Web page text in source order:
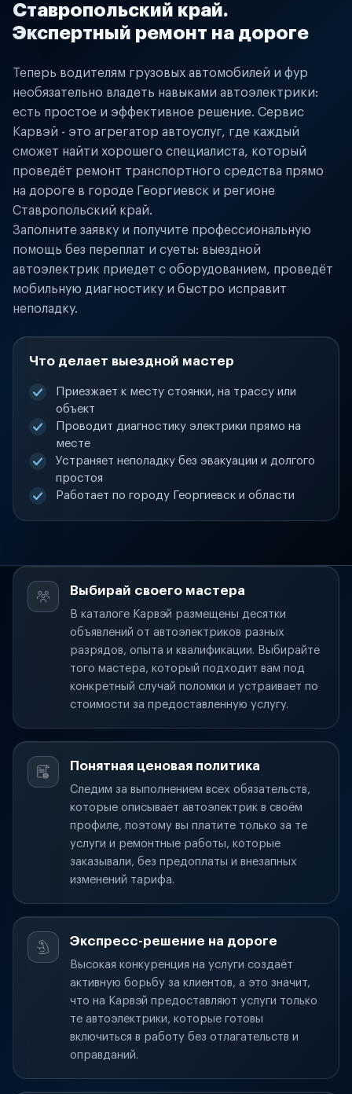
Ставропольский край.
Экспертный ремонт на дороге
Теперь водителям грузовых автомобилей и фур
необязательно владеть навыками автоэлектрики:
есть простое и эффективное решение. Сервис
Карвэй - это агрегатор автоуслуг, где каждый
сможет найти хорошего специалиста, который
проведёт ремонт транспортного средства прямо
на дороге в городе Георгиевск и регионе
Ставропольский край.
Заполните заявку и получите профессиональную
помощь без переплат и суеты: выездной
автоэлектрик приедет с оборудованием, проведёт
мобильную диагностику и быстро исправит
неполадку.
Что делает выездной мастер
Приезжает к месту стоянки, на трассу или
объект
Проводит диагностику электрики прямо на
месте
Устраняет неполадку без эвакуации и долгого
простоя
Работает по городу Георгиевск и области
Выбирай своего мастера
В каталоге Карвэй размещены десятки
объявлений от автоэлектриков разных
разрядов, опыта и квалификации. Выбирайте
того мастера, который подходит вам под
конкретный случай поломки и устраивает по
стоимости за предоставленную услугу.
Понятная ценовая политика
Следим за выполнением всех обязательств,
которые описывает автоэлектрик в своём
профиле, поэтому вы платите только за те
услуги и ремонтные работы, которые
заказывали, без предоплаты и внезапных
изменений тарифа.
Экспресс-решение на дороге
Высокая конкуренция на услуги создаёт
активную борьбу за клиентов, а это значит,
что на Карвэй предоставляют услуги только
те автоэлектрики, которые готовы
включиться в работу без отлагательств и
оправданий.